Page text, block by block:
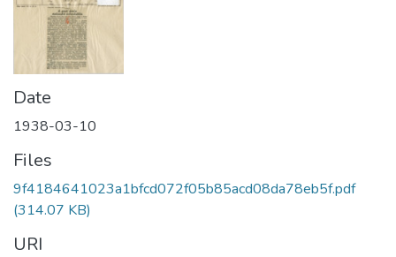
Date
1938-03-10
Files
9f4184641023a1bfcd072f05b85acd08da78eb5f.pdf
(314.07 KB)
URI